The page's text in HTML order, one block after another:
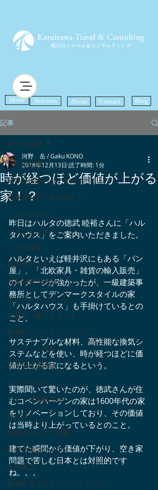
Home Services About Contact Blog
記事
全ての記事
軽井沢周辺のおすすめスポット
軽井沢おすすめスポット
ツアーレポート
イベントレポート
ツアー情報
軽井沢グルメ
軽井沢周辺グルメ
インフォメーション
お花見（桜）スポット
軽井沢リゾートテレワーク
マーケット考察
軽井沢紅葉情報
プレスリリース
メディア掲載情報
旅行記
軽井沢ショップ情報
軽井沢周辺ワイナリー
宿泊施設
軽井沢オフサイトミーティング
全ての記事
時が経つほど価値が上がる
家！？
河野 岳 / Gaku KONO
2018年12月13日 読了時間: 1分
昨日はハルタの徳武 睦裕さんに「ハル
タハウス」をご案内いただきました。
ハルタといえば軽井沢にもある「パン
屋」、「北欧家具・雑貨の輸入販売」
のイメージが強かったが、一級建築事
務所としてデンマークスタイルの家
「ハルタハウス」も手掛けているとの
こと。
サステナブルな材料、高性能な換気シ
ステムなどを使い、時が経つほどに価
値が上がる家になるという。
実際聞いて驚いたのが、徳武さんが住
むコペンハーゲンの家は1600年代の家
をリノベーションしており、その価値
は当時より上がっているとのこと。
建てた瞬間から価値が下がり、空き家
問題で苦しむ日本とは対照的です
ね。。。